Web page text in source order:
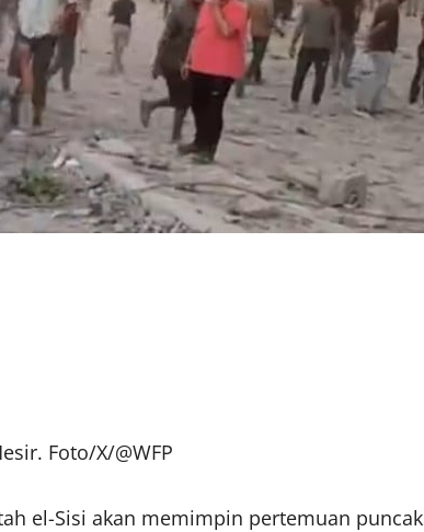
Foto/X/@WFP
el-Sisi akan memimpin pertemuan puncak